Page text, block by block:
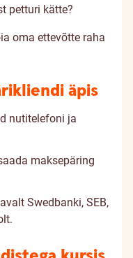
petturi kätte?
oma ettevõtte raha
äpis
nutitelefoni ja
maksepäring
Swedbanki, SEB,